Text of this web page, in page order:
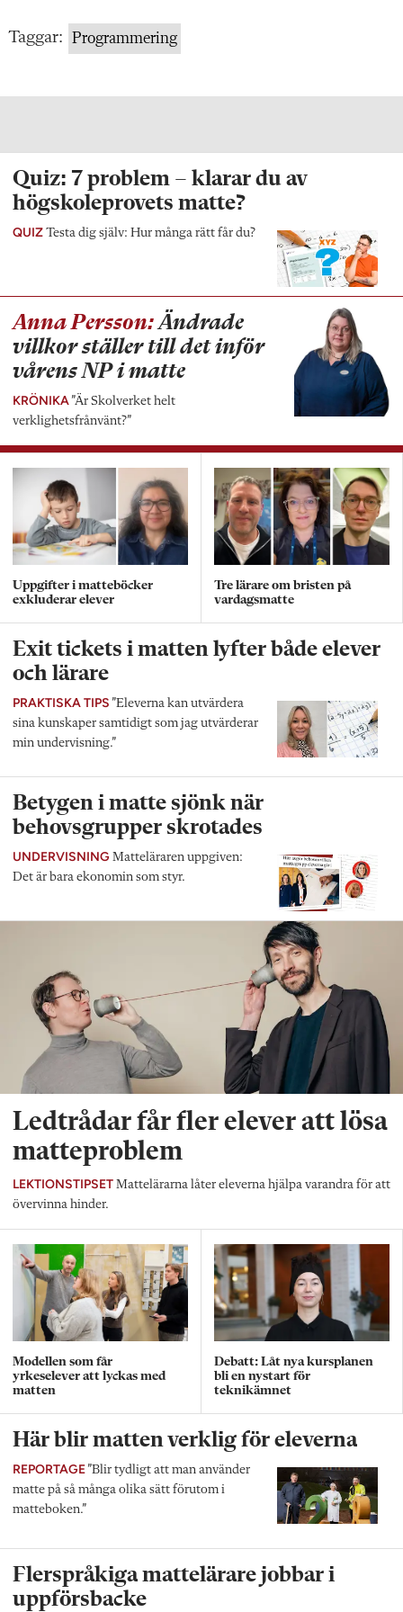
Taggar: Programmering
Quiz: 7 problem – klarar du av
högskoleprovets matte?
QUIZ Testa dig själv: Hur många rätt får du?
Anna Persson:Ändrade
villkor ställer till det inför
vårens NP i matte
KRÖNIKA ”Är Skolverket helt
verklighetsfrånvänt?”
Uppgifter i matteböcker
exkluderar elever
Tre lärare om bristen på
vardagsmatte
Exit tickets i matten lyfter både elever
och lärare
PRAKTISKA TIPS ”Eleverna kan utvärdera
sina kunskaper samtidigt som jag utvärderar
min undervisning.”
Betygen i matte sjönk när
behovsgrupper skrotades
UNDERVISNING Matteläraren uppgiven:
Det är bara ekonomin som styr.
Ledtrådar får fler elever att lösa
matteproblem
LEKTIONSTIPSET Mattelärarna låter eleverna hjälpa varandra för att
övervinna hinder.
Modellen som får
yrkeselever att lyckas med
matten
Debatt: Låt nya kursplanen
bli en nystart för
teknikämnet
Här blir matten verklig för eleverna
REPORTAGE”Blir tydligt att man använder
matte på så många olika sätt förutom i
matteboken.”
Flerspråkiga mattelärare jobbar i
uppförsbacke